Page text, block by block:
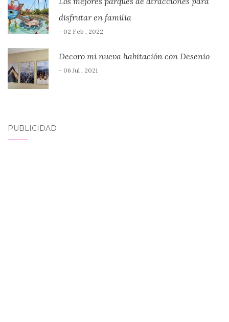
disfrutar en familia
- 02 Feb , 2022
Decoro mi nueva habitación con Desenio
- 06 Jul , 2021
PUBLICIDAD